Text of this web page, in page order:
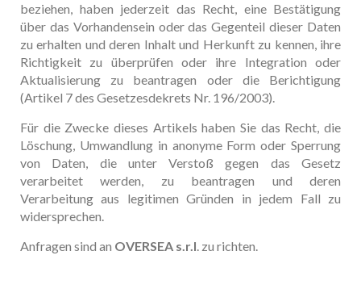
beziehen, haben jederzeit das Recht, eine Bestätigung
über das Vorhandensein oder das Gegenteil dieser Daten
zu erhalten und deren Inhalt und Herkunft zu kennen, ihre
Richtigkeit zu überprüfen oder ihre Integration oder
Aktualisierung zu beantragen oder die Berichtigung
(Artikel 7 des Gesetzesdekrets Nr. 196/2003).
Für die Zwecke dieses Artikels haben Sie das Recht, die
Löschung, Umwandlung in anonyme Form oder Sperrung
von Daten, die unter Verstoß gegen das Gesetz
verarbeitet werden, zu beantragen und deren
Verarbeitung aus legitimen Gründen in jedem Fall zu
widersprechen.
Anfragen sind an OVERSEA s.r.l. zu richten.